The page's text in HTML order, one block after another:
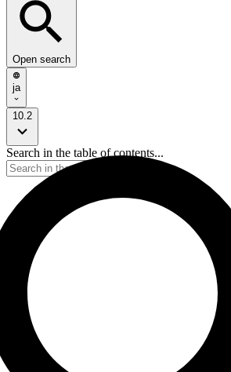
Open search
ja
10.2
Search in the table of contents...